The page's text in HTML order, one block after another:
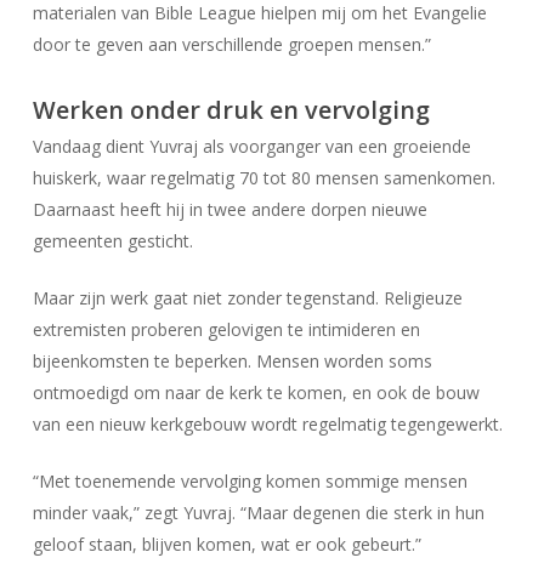
materialen van Bible League hielpen mij om het Evangelie
door te geven aan verschillende groepen mensen.”
Werken onder druk en vervolging
Vandaag dient Yuvraj als voorganger van een groeiende
huiskerk, waar regelmatig 70 tot 80 mensen samenkomen.
Daarnaast heeft hij in twee andere dorpen nieuwe
gemeenten gesticht.
Maar zijn werk gaat niet zonder tegenstand. Religieuze
extremisten proberen gelovigen te intimideren en
bijeenkomsten te beperken. Mensen worden soms
ontmoedigd om naar de kerk te komen, en ook de bouw
van een nieuw kerkgebouw wordt regelmatig tegengewerkt.
“Met toenemende vervolging komen sommige mensen
minder vaak,” zegt Yuvraj. “Maar degenen die sterk in hun
geloof staan, blijven komen, wat er ook gebeurt.”